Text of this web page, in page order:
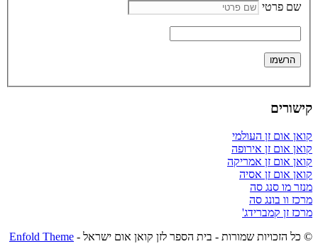
שם פרטי
קישורים
קואן אום זן העולמי
קואן אום זן אירופה
קואן אום זן אמריקה
קואן אום זן אסיה
מנזר מו סנג סה
מרכז וו בונג סה
מרכז זן קמברידג'
© כל הזכויות שמורות - בית הספר לזן קואן אום ישראל - Enfold Theme